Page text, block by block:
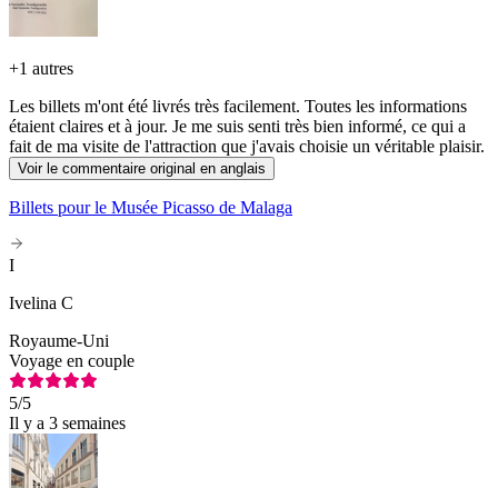
+1 autres
Les billets m'ont été livrés très facilement. Toutes les informations
étaient claires et à jour. Je me suis senti très bien informé, ce qui a
fait de ma visite de l'attraction que j'avais choisie un véritable plaisir.
Voir le commentaire original en anglais
Billets pour le Musée Picasso de Malaga
I
Ivelina C
Royaume-Uni
Voyage en couple
5/5
Il y a 3 semaines